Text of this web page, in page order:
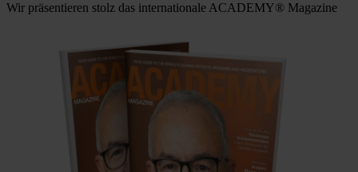
Wir präsentieren stolz das internationale ACADEMY® Magazine